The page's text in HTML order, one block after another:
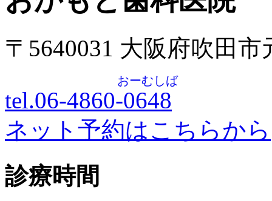
〒5640031 大阪府吹田
tel.06-4860-0648
おーむしば
ネット予約はこちらから
診療時間